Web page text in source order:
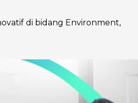
di bidang Environment,